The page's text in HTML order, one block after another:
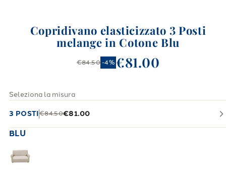
Copridivano elasticizzato 3 Posti
melange in Cotone Blu
€84.50 -4% €81.00
Seleziona la misura
3 POSTI€84.50€81.00
BLU